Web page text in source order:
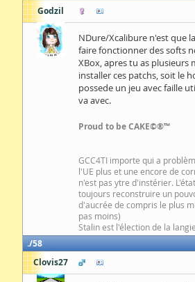
Godzil
NDure/Xcalibure n'est que
faire fonctionner des softs
XBox, apres tu as plusieurs
installer ces patchs, soit le
possede un jeu avec faille
va avec.
Proud to be CAKE©®™
GCC4TI importe qui a
l'UE plus et une encore de
n'est pas ytre d'instérier.
toujours reconstruire un
d'aucrée de compris le plus
pas moins)
Stalin est l'élection de la
58
Clovis27